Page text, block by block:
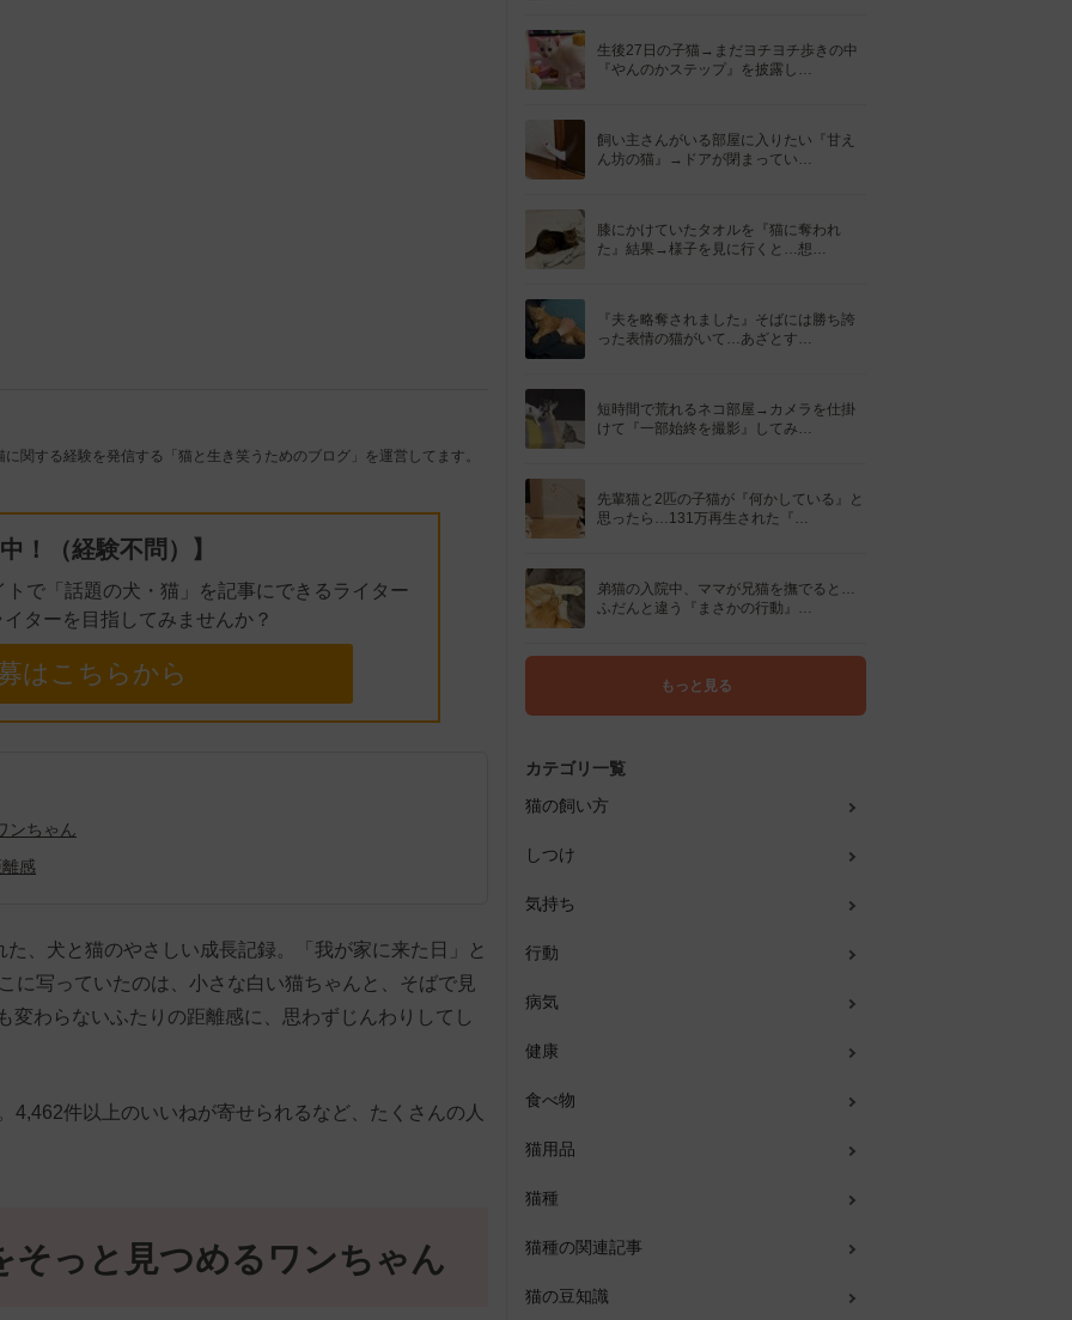
関する経験を発信する「猫と生き笑うためのブログ」を運営してます。
！（経験不問）】
で「話題の犬・猫」を記事にできるライター
ターを目指してみませんか？
はこちらから
ンちゃん
感
、犬と猫のやさしい成長記録。「我が家に来た日」と
に写っていたのは、小さな白い猫ちゃんと、そばで見
変わらないふたりの距離感に、思わずじんわりしてし
4,462件以上のいいねが寄せられるなど、たくさんの人
そっと見つめるワンちゃん
生後27日の子猫→まだヨチヨチ歩きの中
『やんのかステップ』を披露し…
飼い主さんがいる部屋に入りたい『甘え
ん坊の猫』→ドアが閉まってい…
膝にかけていたタオルを『猫に奪われ
た』結果→様子を見に行くと…想…
『夫を略奪されました』そばには勝ち誇
った表情の猫がいて…あざとす…
短時間で荒れるネコ部屋→カメラを仕掛
けて『一部始終を撮影』してみ…
先輩猫と2匹の子猫が『何かしている』と
思ったら…131万再生された『…
弟猫の入院中、ママが兄猫を撫でると…
ふだんと違う『まさかの行動』…
もっと見る
カテゴリ一覧
猫の飼い方
しつけ
気持ち
行動
病気
健康
食べ物
猫用品
猫種
猫種の関連記事
猫の豆知識